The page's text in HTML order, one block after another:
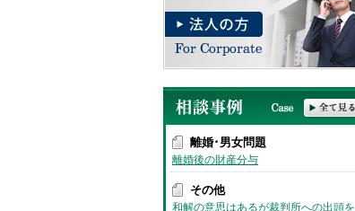
離婚･男女問題
離婚後の財産分与
その他
和解の意思はあるが裁判所への出頭を